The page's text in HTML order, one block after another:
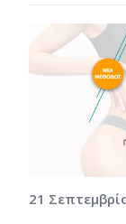
21